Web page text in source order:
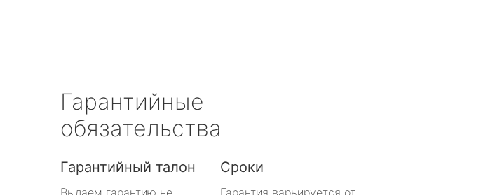
Гарантийные
обязательства
Гарантийный талон
Выдаем гарантию не
Сроки
Гарантия варьируется от